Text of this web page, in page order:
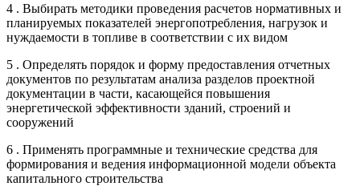
4 . Выбирать методики проведения расчетов нормативных и
планируемых показателей энергопотребления, нагрузок и
нуждаемости в топливе в соответствии с их видом
5 . Определять порядок и форму предоставления отчетных
документов по результатам анализа разделов проектной
документации в части, касающейся повышения
энергетической эффективности зданий, строений и
сооружений
6 . Применять программные и технические средства для
формирования и ведения информационной модели объекта
капитального строительства